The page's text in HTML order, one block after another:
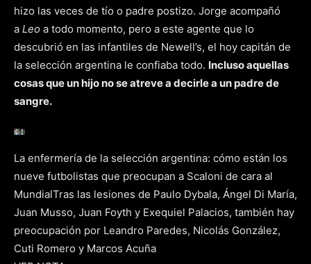
hizo las veces de tío o padre postizo. Jorge acompañó
a Leo a todo momento, pero a este agente que lo
descubrió en las infantiles de Newell’s, el hoy capitán de
la selección argentina le confiaba todo. Incluso aquellas
cosas que un hijo no se atreve a decirle a un padre de
sangre.
La enfermería de la selección argentina: cómo están los
nueve futbolistas que preocupan a Scaloni de cara al
MundialTras las lesiones de Paulo Dybala, Ángel Di María,
Juan Musso, Juan Foyth y Exequiel Palacios, también hay
preocupación por Leandro Paredes, Nicolás González,
Cuti Romero y Marcos Acuña